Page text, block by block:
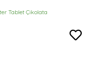
Tablet Çikolata